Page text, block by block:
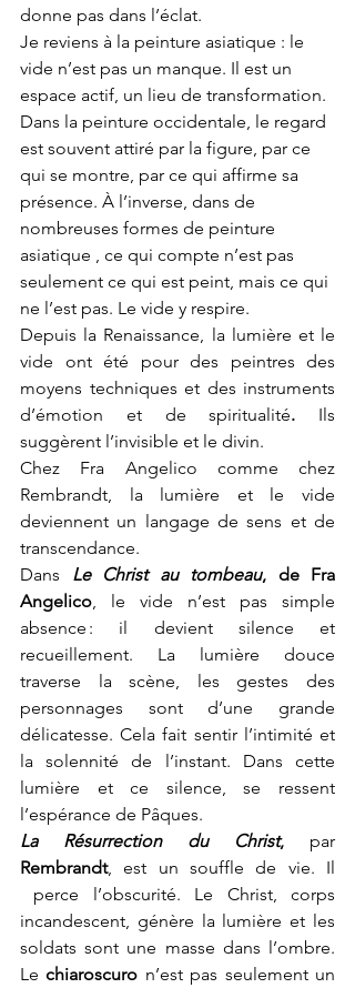
donne pas dans l’éclat.
Je reviens à la peinture asiatique : le
vide n’est pas un manque. Il est un
espace actif, un lieu de transformation.
Dans la peinture occidentale, le regard
est souvent attiré par la figure, par ce
qui se montre, par ce qui affirme sa
présence. À l’inverse, dans de
nombreuses formes de peinture
asiatique , ce qui compte n’est pas
seulement ce qui est peint, mais ce qui
ne l’est pas. Le vide y respire.
Depuis la Renaissance, la lumière et le
vide ont été pour des peintres des
moyens techniques et des instruments
d’émotion et de spiritualité. Ils
suggèrent l’invisible et le divin.
Chez Fra Angelico comme chez
Rembrandt, la lumière et le vide
deviennent un langage de sens et de
transcendance.
Dans Le Christ au tombeau, de Fra
Angelico, le vide n’est pas simple
absence : il devient silence et
recueillement. La lumière douce
traverse la scène, les gestes des
personnages sont d’une grande
délicatesse. Cela fait sentir l’intimité et
la solennité de l’instant. Dans cette
lumière et ce silence, se ressent
l’espérance de Pâques.
La Résurrection du Christ,
Rembrandt, est un souffle de vie. Il
perce l’obscurité. Le Christ, corps
incandescent, génère la lumière et les
soldats sont une masse dans l’ombre.
Le chiaroscuro n’est pas seulement un